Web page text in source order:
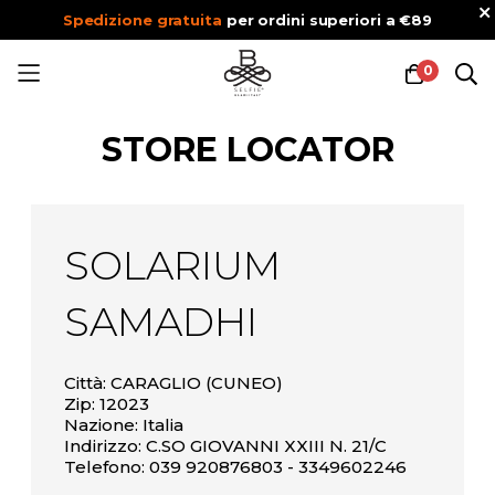
Spedizione gratuita per ordini superiori a €89
0
contenutoSTORE LOCATOR
SOLARIUM
SAMADHI
Città: CARAGLIO (CUNEO)
Zip: 12023
Nazione: Italia
Indirizzo: C.SO GIOVANNI XXIII N. 21/C
Telefono: 039 920876803 - 3349602246